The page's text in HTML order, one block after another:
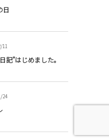
日
11
記”はじめました。
24